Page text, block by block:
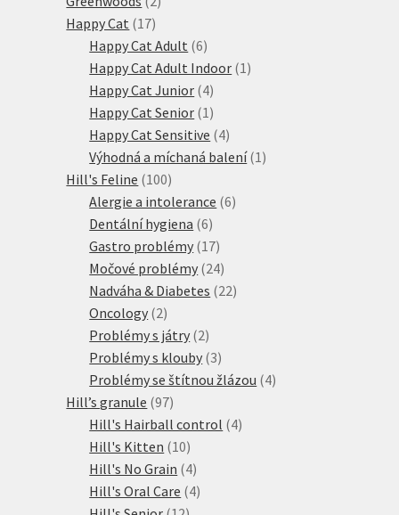
Happy Cat 1717
produktů
Happy Cat Adult 66
produktů
Happy Cat Adult Indoor 1 1
Happy Cat Junior 44
produkty
Happy Cat Senior 1 1
produkt
Happy Cat Sensitive 44
produkty
Výhodná a míchaná balení 1 1
Hill's Feline 100100
produktů
Alergie a intolerance 66
Dentální hygiena 66
produktů
Gastro problémy 1717
produktů
Močové problémy 2424
produktů
Nadváha & Diabetes 2222
Oncology 22
produkty
Problémy s játry 22
produkty
Problémy s klouby 33
produkty
Problémy se štítnou žlázou 44
Hill’s granule 9797
produktů
Hill's Hairball control 44
Hill's Kitten 1010
produktů
Hill's No Grain 44
produkty
Hill's Oral Care 44